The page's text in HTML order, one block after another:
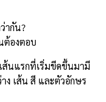
ากัน?
ต้องตอบ
ส้นแรกที่เริ่มขีดขึ้นมามี
ง เส้น สี และตัวอักษร